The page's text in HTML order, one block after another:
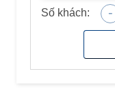
Số khách: -